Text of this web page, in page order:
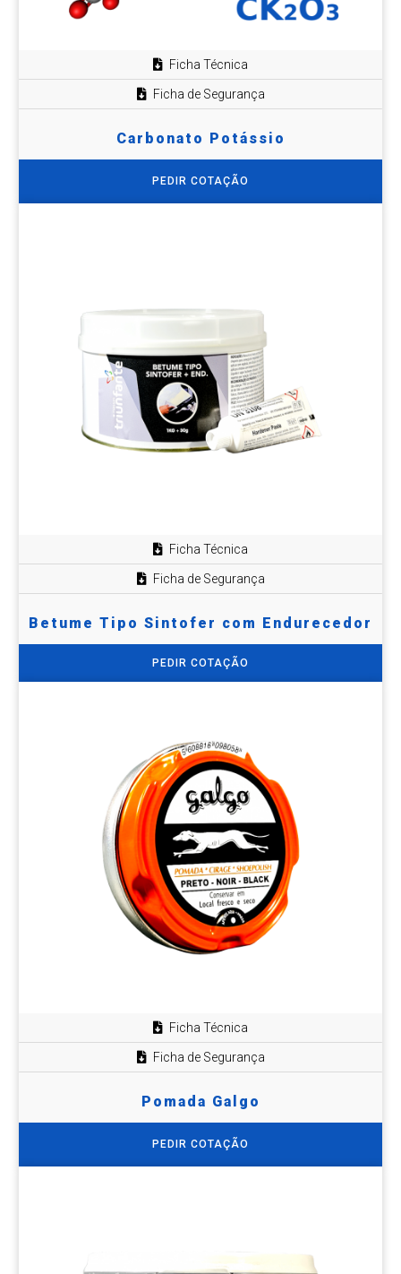
Ficha Técnica
Ficha de Segurança
Carbonato Potássio
PEDIR COTAÇÃO
Ficha Técnica
Ficha de Segurança
Betume Tipo Sintofer com Endurecedor
PEDIR COTAÇÃO
Ficha Técnica
Ficha de Segurança
Pomada Galgo
PEDIR COTAÇÃO